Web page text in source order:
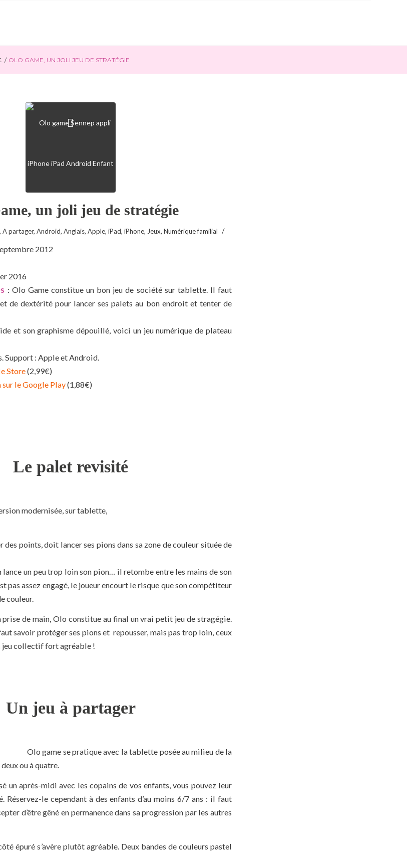
/ OLO GAME, UN JOLI JEU DE STRATÉGIE
un joli jeu de stratégie
A partager, Android, Anglais, Apple, iPad, iPhone, Jeux, Numérique familial /
2012
2016
: Olo Game constitue un bon jeu de société sur tablette. Il faut
de dextérité pour lancer ses palets au bon endroit et tenter de
et son graphisme dépouillé, voici un jeu numérique de plateau
Support : Apple et Android.
Store(2,99€)
le Google Play(1,88€)
Le palet revisité
modernisée, sur tablette,
des points, doit lancer ses pions dans sa zone de couleur située de
lance un peu trop loin son pion… il retombe entre les mains de son
pas assez engagé, le joueur encourt le risque que son compétiteur
couleur.
prise de main, Olo constitue au final un vrai petit jeu de stragégie.
savoir protéger ses pions et repousser, mais pas trop loin, ceux
jeu collectif fort agréable !
Un jeu à partager
Olo game se pratique avec la tablette posée au milieu de la
ou à quatre.
un après-midi avec les copains de vos enfants, vous pouvez leur
Réservez-le cependant à des enfants d’au moins 6/7 ans : il faut
d’être gêné en permanence dans sa progression par les autres
épuré s’avère plutôt agréable. Deux bandes de couleurs pastel